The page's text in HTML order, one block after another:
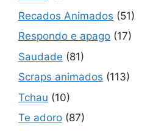
Recados Animados (51)
Respondo e apago (17)
Saudade (81)
Scraps animados (113)
Tchau (10)
Te adoro (87)